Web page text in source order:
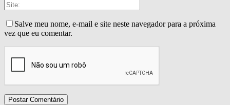
Salve meu nome, e-mail e site neste navegador para a próxima
vez que eu comentar.